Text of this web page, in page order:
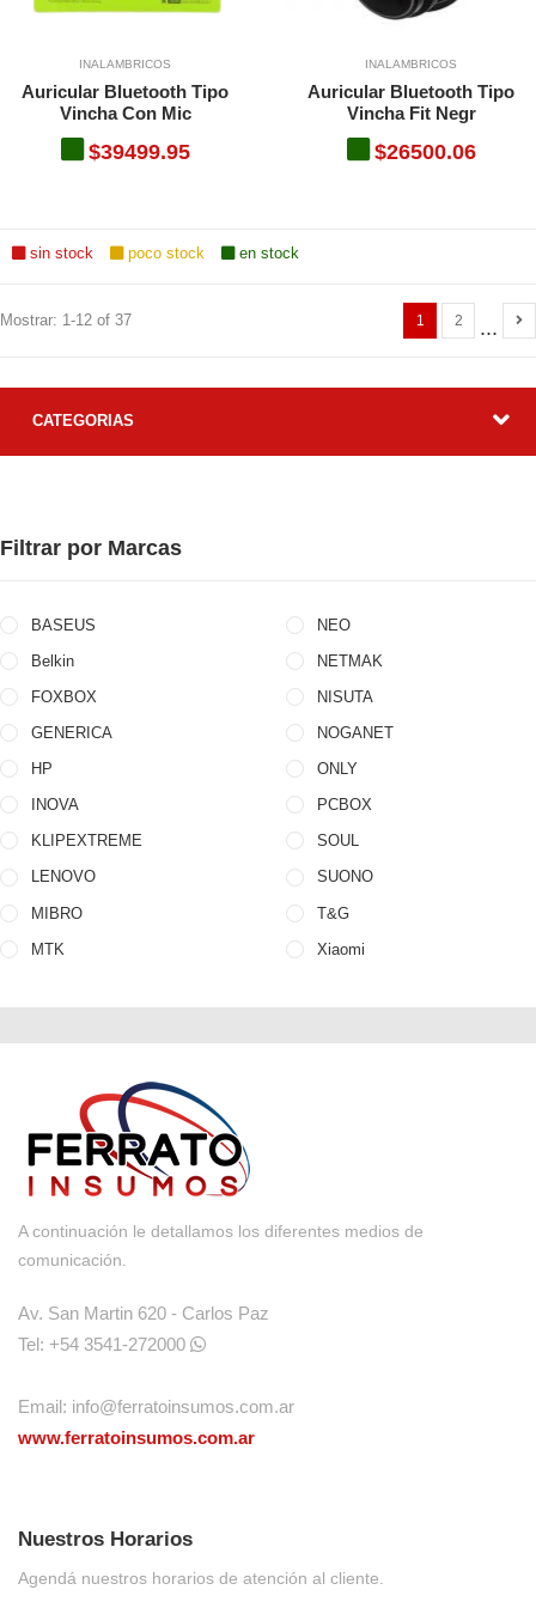
INALAMBRICOS
Auricular Bluetooth Tipo
Vincha Con Mic
$39499.95
INALAMBRICOS
Auricular Bluetooth Tipo
Vincha Fit Negr
$26500.06
sin stock poco stock en stock
Mostrar: 1-12 of 37 1 2 ...
CATEGORIAS
Filtrar por Marcas
BASEUS
Belkin
FOXBOX
GENERICA
HP
INOVA
KLIPEXTREME
LENOVO
MIBRO
MTK
NEO
NETMAK
NISUTA
NOGANET
ONLY
PCBOX
SOUL
SUONO
T&G
Xiaomi
A continuación le detallamos los diferentes medios de
comunicación.
Av. San Martin 620 - Carlos Paz
Tel: +54 3541-272000
Email: info@ferratoinsumos.com.ar
www.ferratoinsumos.com.ar
Nuestros Horarios
Agendá nuestros horarios de atención al cliente.